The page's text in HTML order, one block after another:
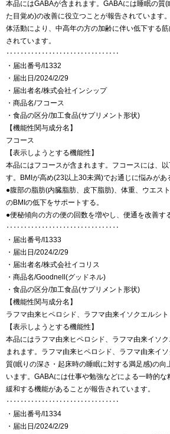
本品にはGABAが含まれます。GABAには睡眠の質
た目覚め)の改善に役立つことが報告されています
体活動により、中高年の方の加齢に伴い低下する
されています。
‥‥‥‥‥‥‥‥‥‥‥‥‥‥‥‥
・届出番号/I1332
・届出日/2024/2/29
・届出者名/株式会社インシップ
・商品名/フコース
・食品の区分/加工食品(サプリメント形状)
【機能性関与成分名】
フコース
【表示しようとする機能性】
本品にはフコースが含まれます。フコースには、
す。BMIが高め(23以上30未満)でお通じに悩みがあ
●腹部の脂肪(内臓脂肪、皮下脂肪)、体重、ウエス
のBMIの低下をサポートする。
●便秘傾向の方の便の回数を増やし、便通を改善す
‥‥‥‥‥‥‥‥‥‥‥‥‥‥‥‥
・届出番号/I1333
・届出日/2024/2/29
・届出者名/株式会社イコリス
・商品名/Goodnell(グッドネル)
・食品の区分/加工食品(サプリメント形状)
【機能性関与成分名】
ラフマ由来ヒペロシド、ラフマ由来イソクエルシ
【表示しようとする機能性】
本品にはラフマ由来ヒペロシド、ラフマ由来イソ
まれます。ラフマ由来ヒペロシド、ラフマ由来イ
質(眠りの深さ・起床時の睡眠に対する満足感)の向
います。GABAには仕事や勉強などによる一時的
緩和する機能があることが報告されています。
‥‥‥‥‥‥‥‥‥‥‥‥‥‥‥‥
・届出番号/I1334
・届出日/2024/2/29